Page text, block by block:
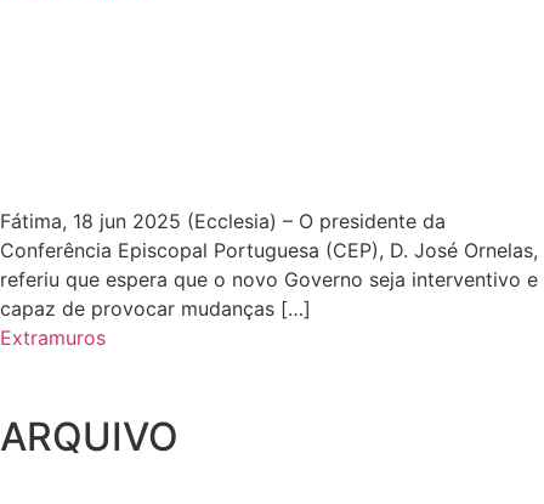
Fátima, 18 jun 2025 (Ecclesia) – O presidente da
Conferência Episcopal Portuguesa (CEP), D. José Ornelas,
referiu que espera que o novo Governo seja interventivo e
capaz de provocar mudanças […]
Extramuros
ARQUIVO